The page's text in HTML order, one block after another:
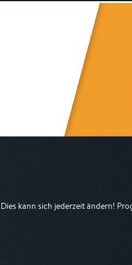
kann sich jederzeit ändern!